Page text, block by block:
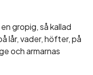
gropig, så kallad
lår, vader, höfter, på
och armarnas